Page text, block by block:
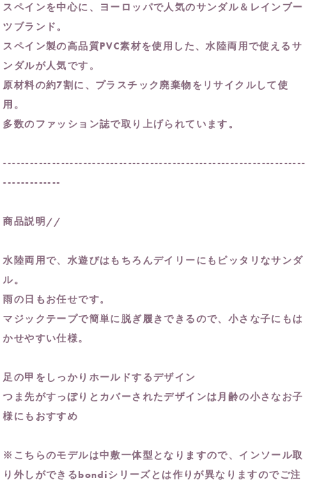
スペインを中心に、ヨーロッパで人気のサンダル＆レインブー
ツブランド。
スペイン製の高品質PVC素材を使用した、水陸両用で使えるサ
ンダルが人気です。
原材料の約7割に、プラスチック廃棄物をリサイクルして使
用。
多数のファッション誌で取り上げられています。
--------------------------------------------------------------------
-------------
商品説明//
水陸両用で、水遊びはもちろんデイリーにもピッタリなサンダ
ル。
雨の日もお任せです。
マジックテープで簡単に脱ぎ履きできるので、小さな子にもは
かせやすい仕様。
足の甲をしっかりホールドするデザイン
つま先がすっぽりとカバーされたデザインは月齢の小さなお子
様にもおすすめ
※こちらのモデルは中敷一体型となりますので、インソール取
り外しができるbondiシリーズとは作りが異なりますのでご注